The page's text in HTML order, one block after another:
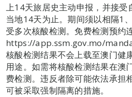
上14天旅居史主动申报，并接受
当地14天为止。期间须以相隔1
受多次核酸检测。免费检测预约
https://app.ssm.gov.mo/
核酸检测结果不会上载至澳门健
用途。如需将核酸检测结果在澳
费检测。违反者除可能依法承担
可被采取强制隔离的措施。